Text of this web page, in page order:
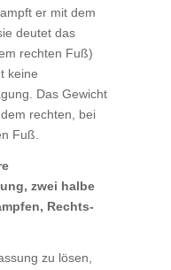
er mit dem
deutet das
rechten Fuß)
keine
Das Gewicht
rechten, bei
Fuß.
zwei halbe
Rechts-
zu lösen,